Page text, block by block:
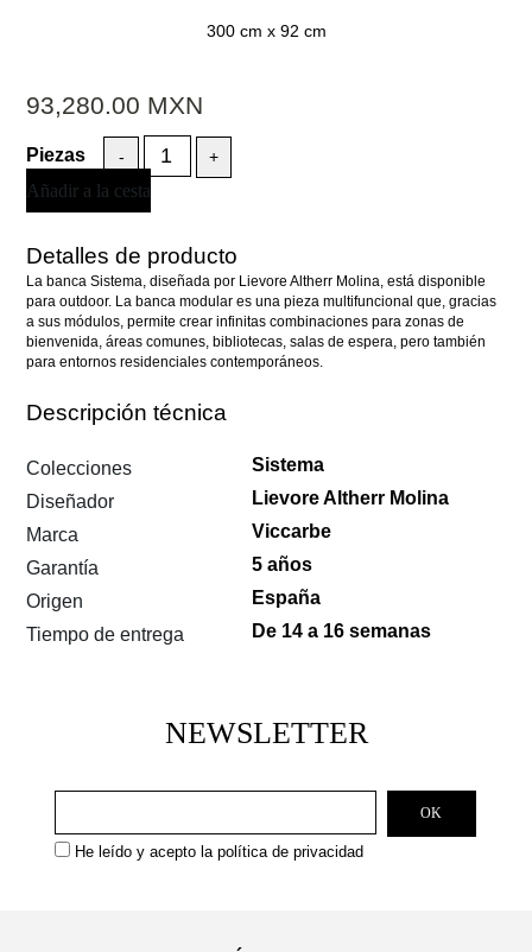
300 cm x 92 cm
93,280.00 MXN
- +
Añadir a la cesta
Detalles de producto
La banca Sistema, diseñada por Lievore Altherr Molina, está disponible
para outdoor. La banca modular es una pieza multifuncional que, gracias
a sus módulos, permite crear infinitas combinaciones para zonas de
bienvenida, áreas comunes, bibliotecas, salas de espera, pero también
para entornos residenciales contemporáneos.
Descripción técnica
Colecciones
Sistema
Diseñador
Lievore Altherr Molina
Marca
Viccarbe
Garantía
5 años
Origen
España
Tiempo de entrega
De 14 a 16 semanas
NEWSLETTER
He leído y acepto lapolítica de privacidad